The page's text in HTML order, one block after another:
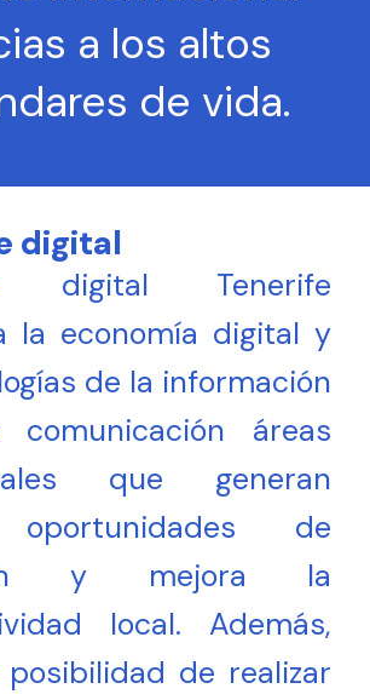
a los altos
de vida.
digital
digital Tenerife
la economía digital y
de la información
áreas
que generan
oportunidades de
y mejora la
local. Además,
de realizar